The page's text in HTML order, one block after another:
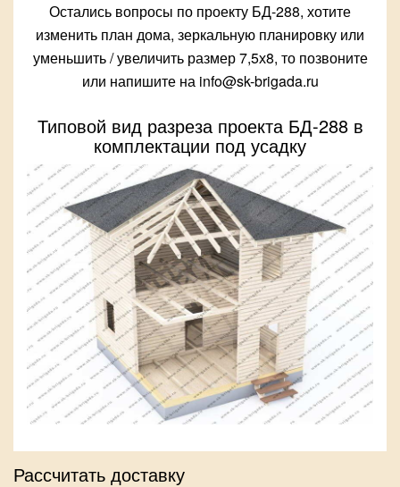
Остались вопросы по проекту БД-288, хотите
изменить план дома, зеркальную планировку или
уменьшить / увеличить размер 7,5х8, то позвоните
или напишите на info@sk-brigada.ru
Типовой вид разреза проекта БД-288 в
комплектации под усадку
Рассчитать доставку